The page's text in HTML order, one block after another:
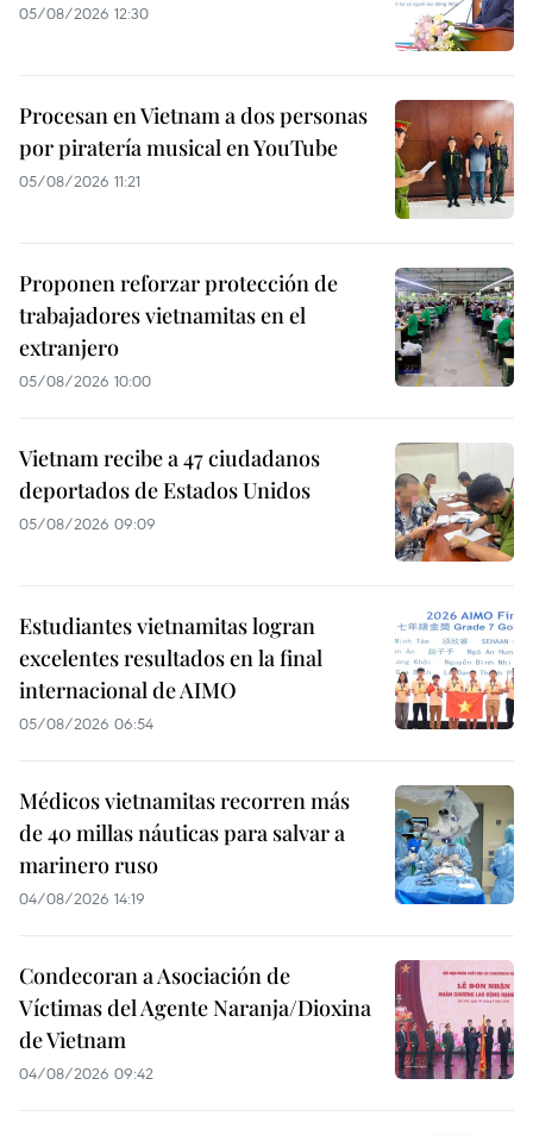
05/08/2026 12:30
Procesan en Vietnam a dos personas
por piratería musical en YouTube
05/08/2026 11:21
Proponen reforzar protección de
trabajadores vietnamitas en el
extranjero
05/08/2026 10:00
Vietnam recibe a 47 ciudadanos
deportados de Estados Unidos
05/08/2026 09:09
Estudiantes vietnamitas logran
excelentes resultados en la final
internacional de AIMO
05/08/2026 06:54
Médicos vietnamitas recorren más
de 40 millas náuticas para salvar a
marinero ruso
04/08/2026 14:19
Condecoran a Asociación de
Víctimas del Agente Naranja/Dioxina
de Vietnam
04/08/2026 09:42